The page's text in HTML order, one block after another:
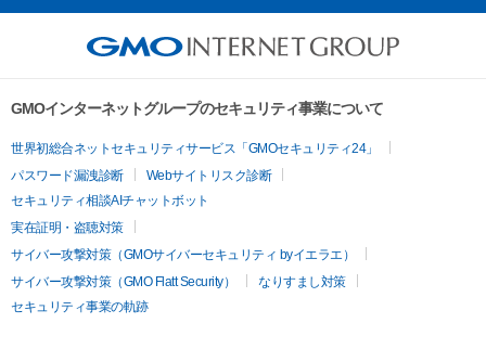
GMOインターネットグループのセキュリティ事業について
世界初総合ネットセキュリティサービス「GMOセキュリティ24」
パスワード漏洩診断
Webサイトリスク診断
セキュリティ相談AIチャットボット
実在証明・盗聴対策
サイバー攻撃対策（GMOサイバーセキュリティ byイエラエ）
サイバー攻撃対策（GMO Flatt Security）
なりすまし対策
セキュリティ事業の軌跡